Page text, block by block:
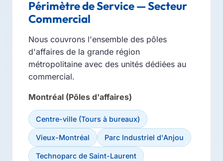
Périmètre de Service — Secteur
Commercial
Nous couvrons l'ensemble des pôles
d'affaires de la grande région
métropolitaine avec des unités dédiées au
commercial.
Montréal (Pôles d'affaires)
Centre-ville (Tours à bureaux)
Vieux-Montréal Parc Industriel d'Anjou
Technoparc de Saint-Laurent